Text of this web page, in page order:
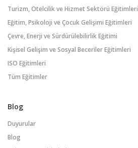
Turizm, Otelcilik ve Hizmet Sektörü Eğitimleri
Eğitim, Psikoloji ve Çocuk Gelişimi Eğitimleri
Çevre, Enerji ve Sürdürülebilirlik Eğitimi
Kişisel Gelişim ve Sosyal Beceriler Eğitimleri
ISO Eğitimleri
Tüm Eğitimler
Blog
Duyurular
Blog